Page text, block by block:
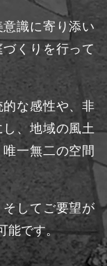
識に寄り添い
くりを行って
的な感性や、非
、地域の風土
一無二の空間
してご要望が
能です。